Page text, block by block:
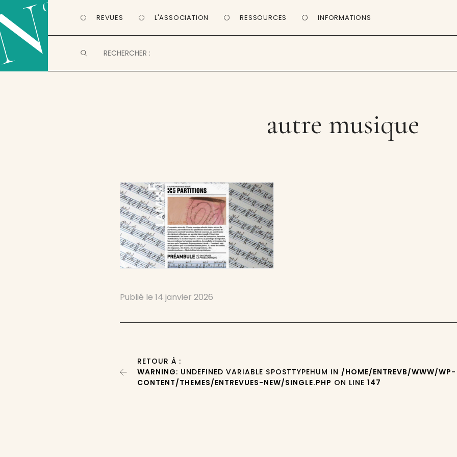
REVUES L'ASSOCIATION RESSOURCES INFORMATIONS
autre musique
Publié le14 janvier 2026
RETOUR À :
WARNING: UNDEFINED VARIABLE $POSTTYPEHUM IN /HOME/ENTREVB/WWW/WP-
CONTENT/THEMES/ENTREVUES-NEW/SINGLE.PHP ON LINE147